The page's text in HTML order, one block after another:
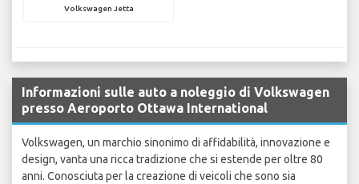
Volkswagen Jetta
Informazioni sulle auto a noleggio di Volkswagen
presso Aeroporto Ottawa International
Volkswagen, un marchio sinonimo di affidabilità, innovazione e
design, vanta una ricca tradizione che si estende per oltre 80
anni. Conosciuta per la creazione di veicoli che sono sia